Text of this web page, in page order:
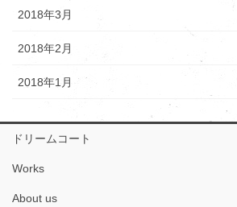
2018年3月
2018年2月
2018年1月
ドリームコート
Works
About us